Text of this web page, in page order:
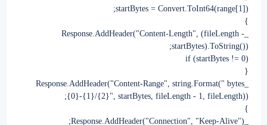
startBytes = Convert.ToInt64(range[1]);
}
_Response.AddHeader("Content-Length", (fileLength -
startBytes).ToString());
if (startBytes != 0)
{
_Response.AddHeader("Content-Range", string.Format(" bytes
{0}-{1}/{2}", startBytes, fileLength - 1, fileLength));
}